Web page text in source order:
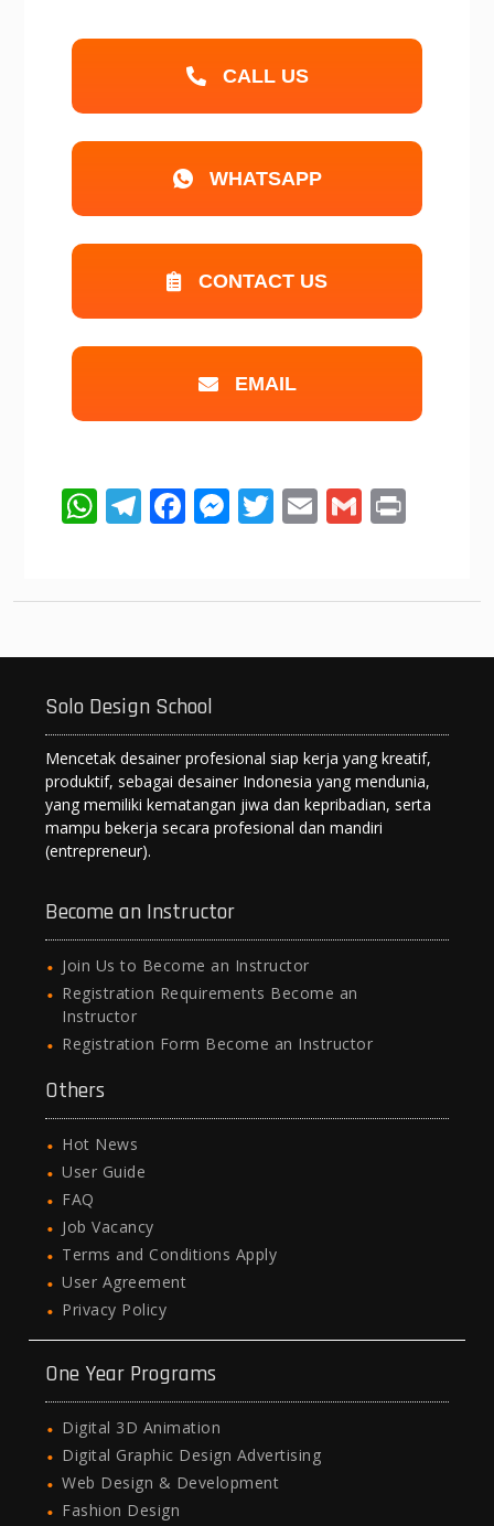
CALL US
WHATSAPP
CONTACT US
EMAIL
W
s
A
p
T
gr
a
F
b
o
k
M
e
n
T
er
E
l
G
l
Pr
Solo Design School
Mencetak desainer profesional siap kerja yang kreatif,
produktif, sebagai desainer Indonesia yang mendunia,
yang memiliki kematangan jiwa dan kepribadian, serta
mampu bekerja secara profesional dan mandiri
(entrepreneur).
Become an Instructor
Join Us to Become an Instructor
Registration Requirements Become an
Instructor
Registration Form Become an Instructor
Others
Hot News
User Guide
FAQ
Job Vacancy
Terms and Conditions Apply
User Agreement
Privacy Policy
One Year Programs
Digital 3D Animation
Digital Graphic Design Advertising
Web Design & Development
Fashion Design